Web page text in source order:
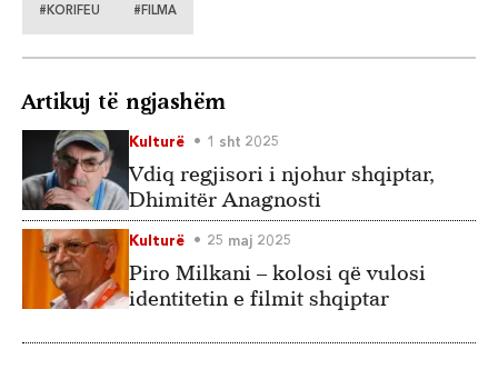
#KORIFEU #FILMA
Artikuj të ngjashëm
Kulturë 1 sht 2025
Vdiq regjisori i njohur shqiptar,
Dhimitër Anagnosti
Kulturë 25 maj 2025
Piro Milkani – kolosi që vulosi
identitetin e filmit shqiptar